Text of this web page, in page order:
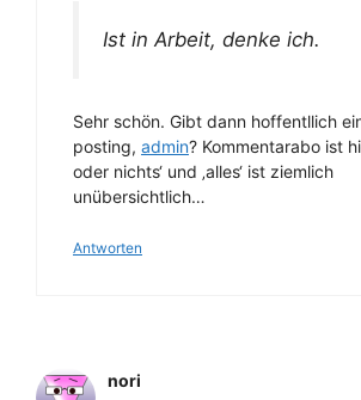
Ist in Arbeit, denke ich.
Sehr schön. Gibt dann hoffentllich
posting, admin? Kommentarabo ist
oder nichts‘ und ‚alles‘ ist ziemlich
unübersichtlich…
Antworten
nori